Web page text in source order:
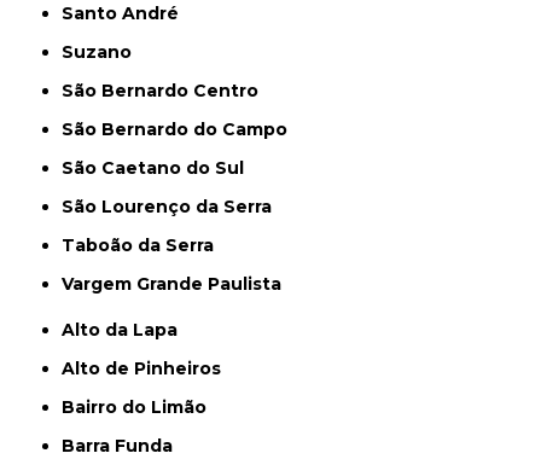
Santo André
Suzano
São Bernardo Centro
São Bernardo do Campo
São Caetano do Sul
São Lourenço da Serra
Taboão da Serra
Vargem Grande Paulista
Alto da Lapa
Alto de Pinheiros
Bairro do Limão
Barra Funda